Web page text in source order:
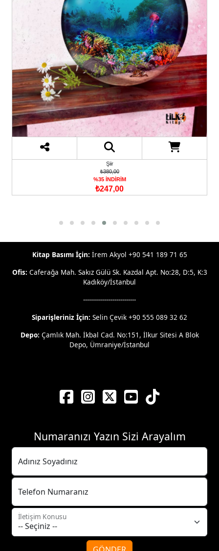
Şiir
₺380,00
%35 İNDİRİM
₺247,00
Kitap Basımı İçin: İrem Akyol +90 541 189 71 65
Ofis: Caferağa Mah. Sakız Gülü Sk. Kazdal Apt. No:28, D:5, K:3
Kadıköy/İstanbul
---------------------------
Siparişleriniz İçin: Selin Çevik +90 555 089 32 62
Depo: Çamlık Mah. İkbal Cad. No:151, İlkur Sitesi A Blok
Depo, Ümraniye/İstanbul
Numaranızı Yazın Sizi Arayalım
Adınız Soyadınız
Telefon Numaranız
İletişim Konusu